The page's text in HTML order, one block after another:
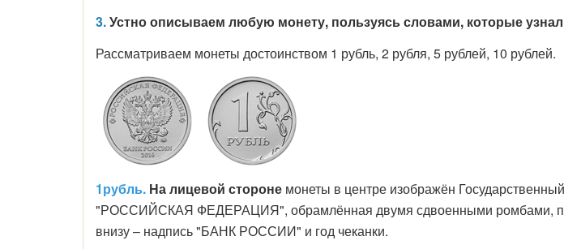
3.Устно описываем любую монету, пользуясь словами, которые
Рассматриваем монеты достоинством 1 рубль, 2 рубля, 5 рублей, 10 рублей.
1рубль. На лицевой стороне монеты в центре изображён
"РОССИЙСКАЯ ФЕДЕРАЦИЯ", обрамлённая двумя сдвоенными ромбами, под
внизу – надпись "БАНК РОССИИ" и год чеканки.